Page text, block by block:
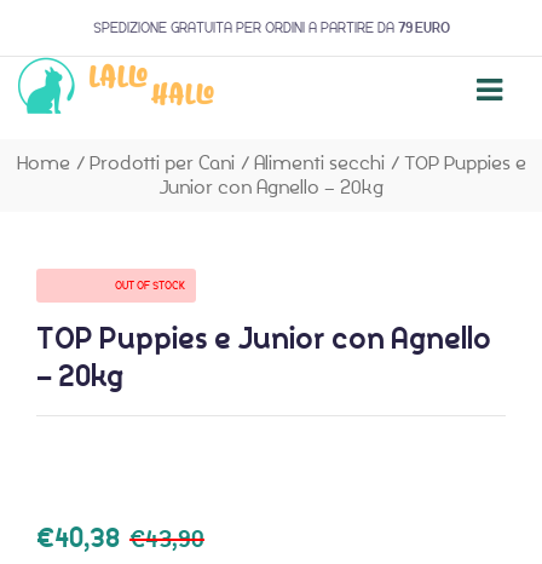
SPEDIZIONE GRATUITA PER ORDINI A PARTIRE DA 79 EURO
Home / Prodotti per Cani / Alimenti secchi / TOP Puppies e
Junior con Agnello – 20kg
OUT OF STOCK
TOP Puppies e Junior con Agnello
– 20kg
€43,90
€40,38